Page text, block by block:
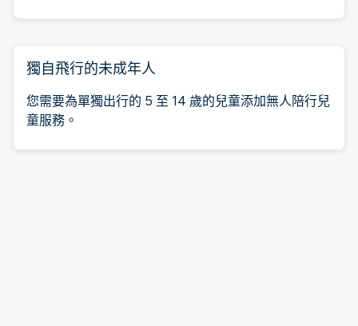
獨自飛行的未成年人
您需要為單獨出行的 5 至 14 歲的兒童添加無人陪行兒
童服務。